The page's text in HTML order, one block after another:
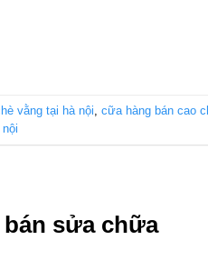
vằng tại hà nội cữa hàng bán cao
sửa chữa